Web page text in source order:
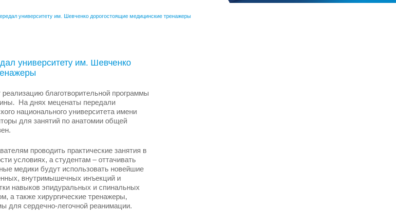
университету им. Шевченко дорогостоящие медицинские тренажеры
университету им. Шевченко
благотворительной программы
На днях меценаты передали
национального университета имени
для занятий по анатомии общей
проводить практические занятия в
условиях, а студентам – оттачивать
медики будут использовать новейшие
внутримышечных инъекций и
навыков эпидуральных и спинальных
а также хирургические тренажеры,
для сердечно-легочной реанимации.